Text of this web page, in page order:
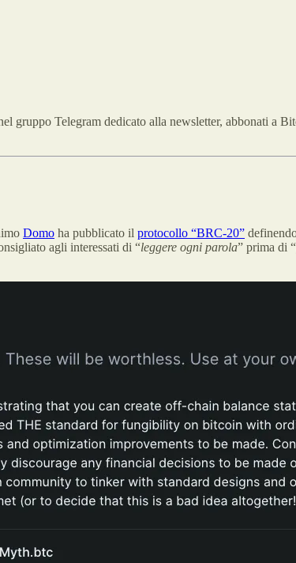
gruppo Telegram dedicato alla newsletter, abbonati a
Domo ha pubblicato il protocollo “BRC-20”
agli interessati di “leggere ogni parola” prima di “